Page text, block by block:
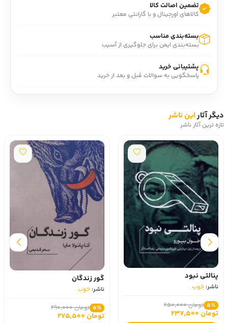
تضمین اصالت کالا
کالاهای اورجینال و با گارانتی معتبر
بسته‌بندی مناسب
بسته‌بندی ایمن برای جلوگیری از آسیب
پشتیبانی خرید
پاسخگویی به سوالات قبل و بعد از خرید
دیگر آثاراین ناشر
تازه ترین آثار ناشر
پنالتی نبود
ناشر: خوب
5٪ تومان 250,000
تومان 237,500
گور زندگان
ناشر: خوب
5٪ تومان 290,000
تومان 275,500